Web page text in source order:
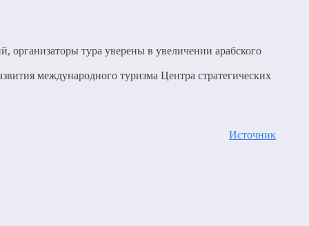
организаторы тура уверены в увеличении арабского
международного туризма Центра стратегических
Источник